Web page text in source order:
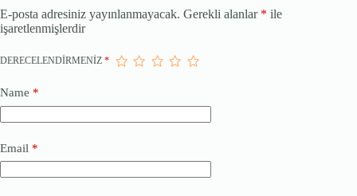
E-posta adresiniz yayınlanmayacak. Gerekli alanlar * ile
işaretlenmişlerdir
DERECELENDIRMENIZ *
Name *
Email *